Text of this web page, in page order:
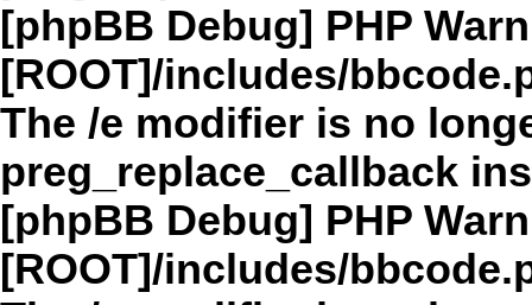
[phpBB Debug] PHP
[ROOT]/includes/
The /e modifier is no
preg_replace_callback
[phpBB Debug] PHP
[ROOT]/includes/